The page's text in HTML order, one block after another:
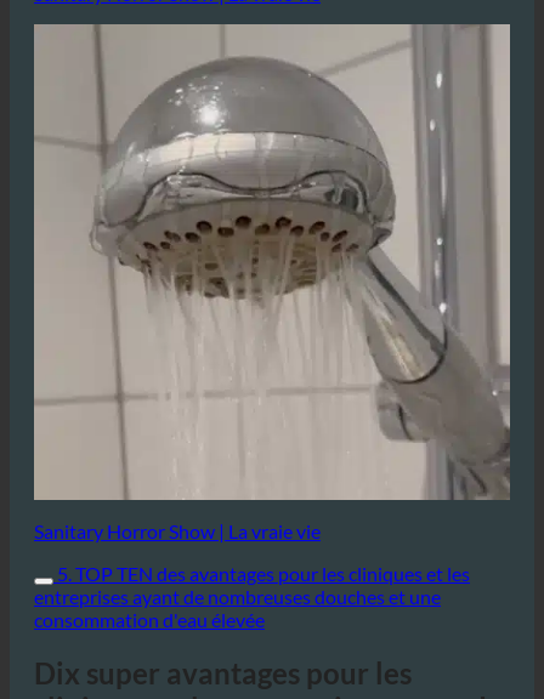
Sanitary Horror Show | La vraie vie
5. TOP TEN des avantages pour les cliniques et les
consommation d'eau élevée